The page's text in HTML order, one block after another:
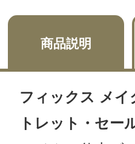
商品説明
フィックス メイ
トレット・セー